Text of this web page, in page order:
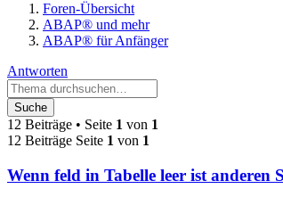
Foren-Übersicht
ABAP® und mehr
ABAP® für Anfänger
Antworten
Suche
12 Beiträge • Seite 1 von 1
12 Beiträge Seite 1 von 1
Wenn feld in Tabelle leer ist anderen